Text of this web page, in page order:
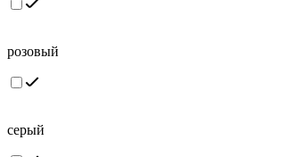
розовый
серый